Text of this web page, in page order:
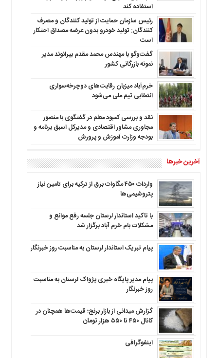
استفاده کند
رئیس سازمان حمایت از تولید کنندگان و مصرف
کنندگان: تولید خودرو بدون عرضه مصداق احتکار
است
گفت‌وگو با مهندس محمد مقدم بیرانوند مدیر
نمونه بازرگانی کشور
خرم‌آباد میزبان رقابت‌های دوچرخه‌سواری
انتخابی تیم ملی می‌شود
نقد و بررسی کمبود معلم در گفتگوی با منصور
مجاوری مشاور اقتصادی و مدیرکل اسبق برنامه و
بودجه وزارت آموزش و پرورش
آخرین خبرها
واردات ۴۵۰ مگاوات برق از ترکیه برای تامین نیاز
پتروشیمی‌ها
با تاکید استاندار لرستان جلسه رفع موانع و
مشکلات بام خرم آباد برگزار شد
پیام تبریک استاندار لرستان به‌ مناسبت روز خبرنگار
پیام مدیر پایگاه خبری پژواک لرستان به مناسبت
روز خبرنگار
گزارش میدانی از بازار برنج؛ قیمت‌ها همچنان در
کانال ۴۵۰ تا ۵۵۰ هزار تومان
اینفوگرافی